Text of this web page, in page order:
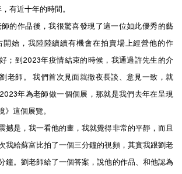
有近十年的時間。
的作品後，我很驚喜發現了這一位如此優秀的藝
開始，我陸陸續續有機會在拍賣場上經營他的作
；到2023年疫情結束的時候，我通過許先生的介
老師。 我們首次見面就徹夜長談、意見一致，就
年為老師做一個個展，那就是我們去年在呈現
這個展覽。
撼是，我一看他的畫，我就覺得非常的平靜，而且
我給蘇富比拍了一個三分鐘的視頻，其實我跟劉老
鐘。劉老師給了一個答案，說他的作品、和他認為